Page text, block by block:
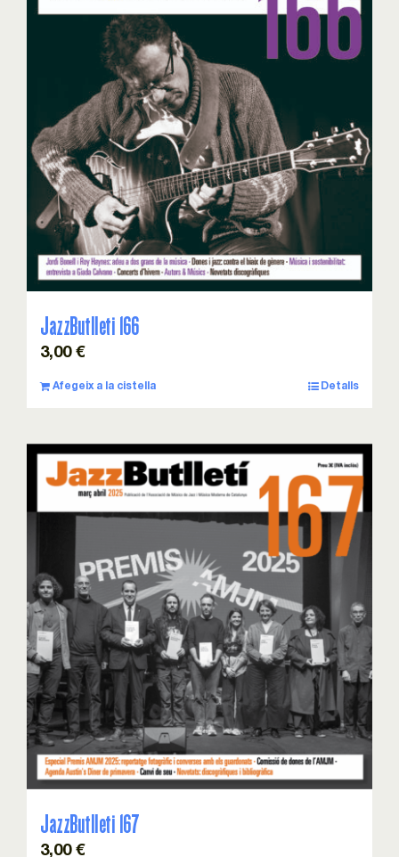
JazzButlleti 166
3,00 €
Afegeix a la cistella Detalls
JazzButlleti 167
3,00 €